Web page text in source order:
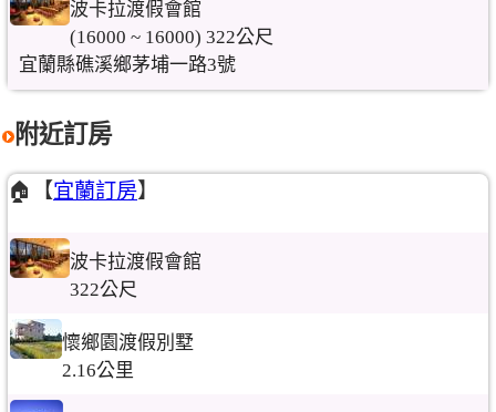
波卡拉渡假會館
(16000 ~ 16000) 322公尺
宜蘭縣礁溪鄉茅埔一路3號
附近訂房
🏠【宜蘭訂房】
波卡拉渡假會館
322公尺
懷鄉園渡假別墅
2.16公里